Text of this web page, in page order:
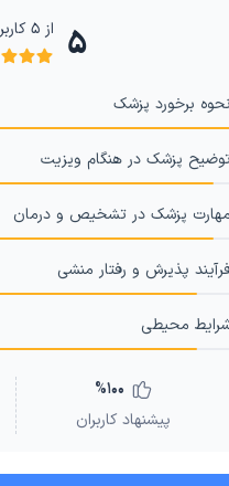
5 از 5کاربر
نحوه برخورد پزشک
پزشک در هنگام ویزیت
مهارت پزشک در تشخیص و درمان
پذیرش و رفتار منشی
محیطی
%100
پیشنهاد کاربران